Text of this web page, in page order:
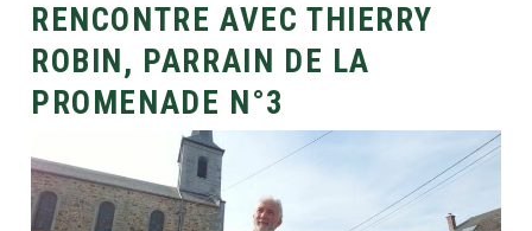
RENCONTRE AVEC THIERRY
ROBIN, PARRAIN DE LA
PROMENADE N°3